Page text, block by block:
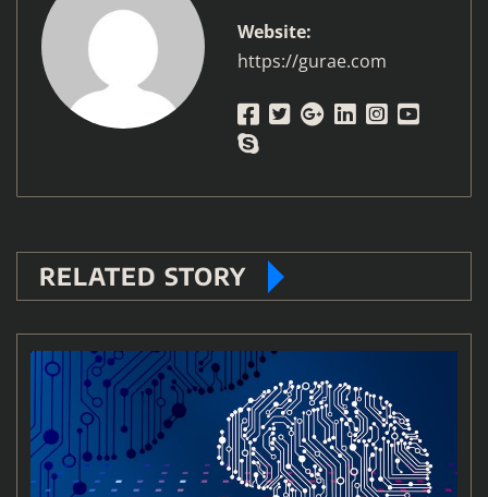
Website:
https://gurae.com
RELATED STORY